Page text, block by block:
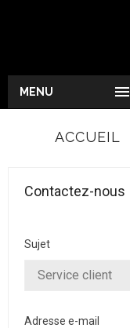

MENU
ACCUEIL
Contactez-nous
Sujet
Adresse e-mail